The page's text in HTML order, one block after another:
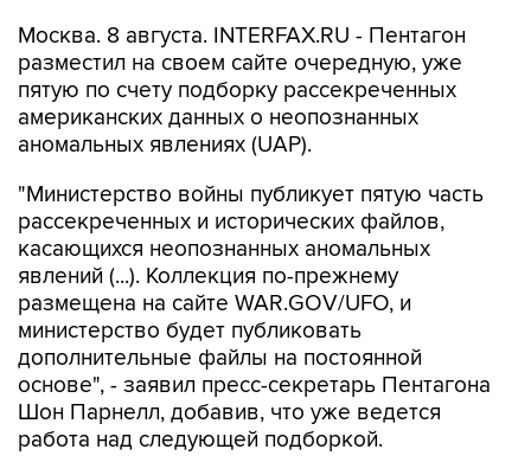
Москва. 8 августа. INTERFAX.RU - Пентагон
разместил на своем сайте очередную, уже
пятую по счету подборку рассекреченных
американских данных о неопознанных
аномальных явлениях (UAP).
"Министерство войны публикует пятую часть
рассекреченных и исторических файлов,
касающихся неопознанных аномальных
явлений (...). Коллекция по-прежнему
размещена на сайте WAR.GOV/UFO, и
министерство будет публиковать
дополнительные файлы на постоянной
основе", - заявил пресс-секретарь Пентагона
Шон Парнелл, добавив, что уже ведется
работа над следующей подборкой.